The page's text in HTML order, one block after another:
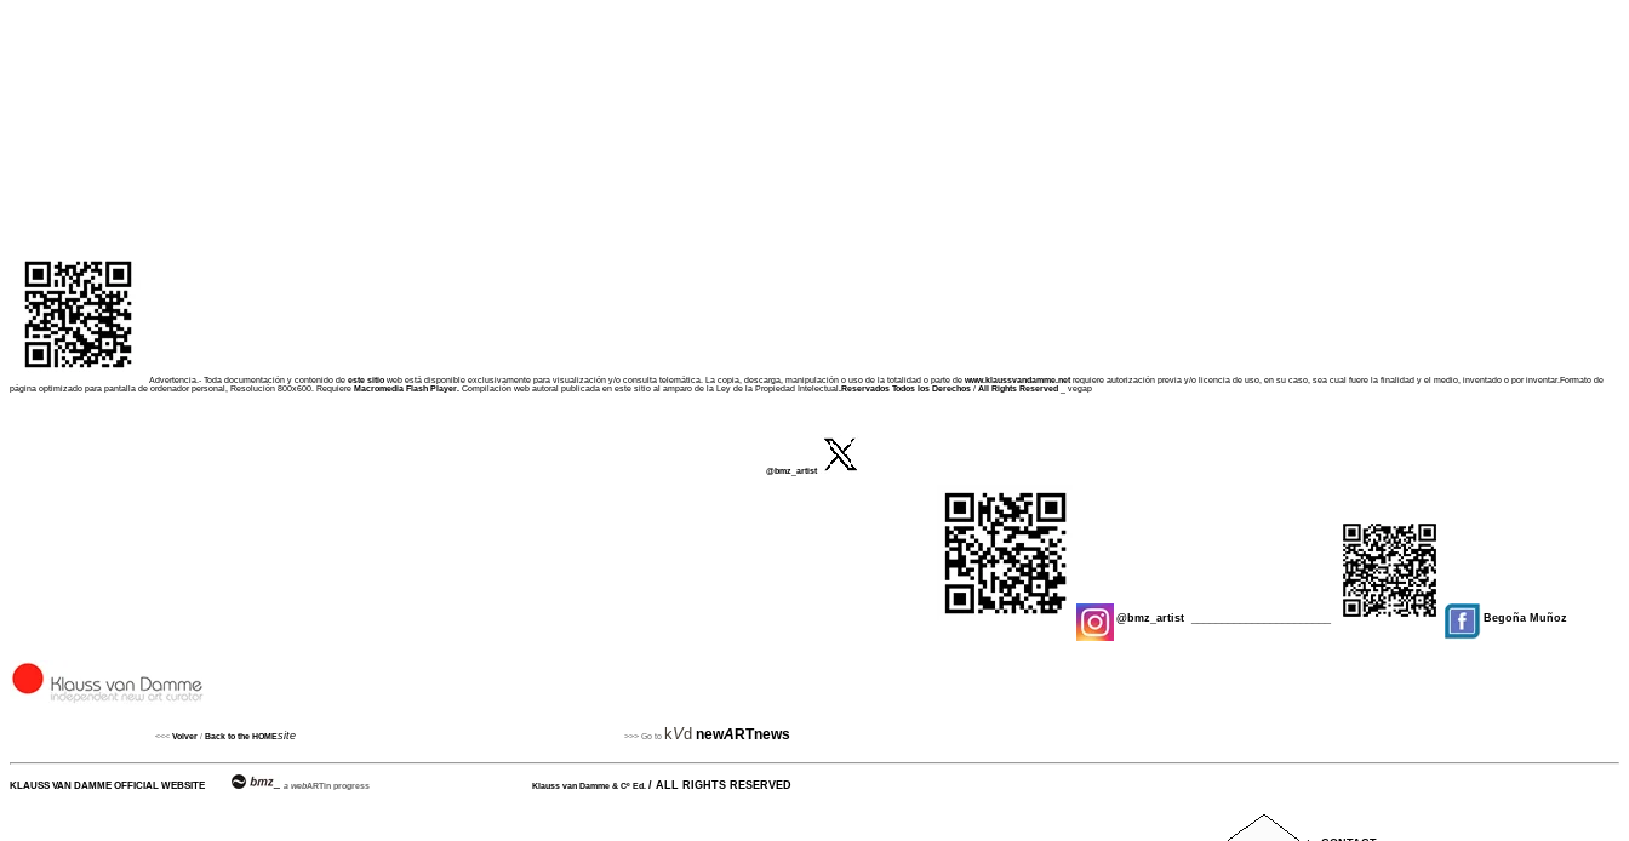
Advertencia.- Toda documentación y contenido de este sitio web está disponible exclusivamente para visualización y/o consulta telemática. La copia, descarga, manipulación o uso de la totalidad o parte de www.klaussvandamme.netrequiere autorización previa y/o licencia de uso, en su caso, sea cual fuere la finalidad y el medio, inventado o por inventar.Formato de
página optimizado para pantalla de ordenador personal, Resolución 800x600. Requiere Macromedia Flash Player. Compilación web autoral publicada en este sitio al amparo de la Ley de la Propiedad Intelectual .Reservados Todos los Derechos / All Rights Reserved _ vegap
@bmz_artist
@bmz_artist Begoña Muñoz
<<< Volver / Back to the HOMEsite >>> Go to kVd newARTnews
KLAUSS VAN DAMME OFFICIAL WEBSITE a webARTin progress Klauss van Damme & Cº Ed. / ALL RIGHTS RESERVED